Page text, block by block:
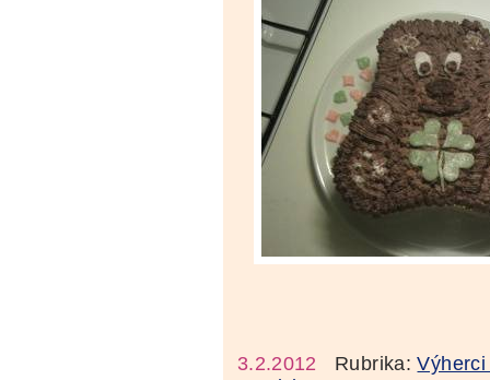
3.2.2012 Rubrika: